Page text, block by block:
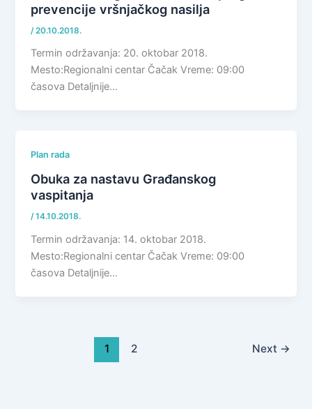
prevencije vršnjačkog nasilja
/20.10.2018.
Termin održavanja: 20. oktobar 2018.
Mesto:Regionalni centar Čačak Vreme: 09:00
časova Detaljnije…
Plan rada
Obuka za nastavu Građanskog
vaspitanja
/14.10.2018.
Termin održavanja: 14. oktobar 2018.
Mesto:Regionalni centar Čačak Vreme: 09:00
časova Detaljnije…
1 2 Next →